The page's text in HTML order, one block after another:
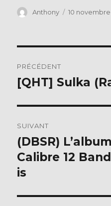
c
b
o
o
it
r
Auteur
Anthony
Publié
10 novembre
de
PRÉCÉDENT
Publication
[QHT] Sulka
SUIVANT
Publication
suivante :
(DBSR)
Calibre 12
is